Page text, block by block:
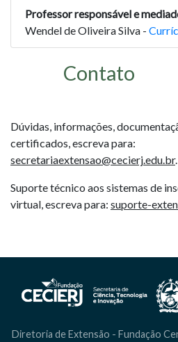
Professor responsável e
Wendel de Oliveira Silva -
Contato
Dúvidas, informações,
certificados, escreva para:
secretariaextensao@cecierj.edu.br.
Suporte técnico aos sistemas de
virtual, escreva para: suporte-
Diretoria de Extensão - Fundação